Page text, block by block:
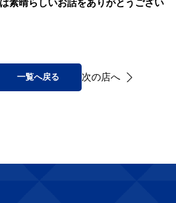
素晴らしいお話をありがとうござい
一覧へ戻る 次の店へ